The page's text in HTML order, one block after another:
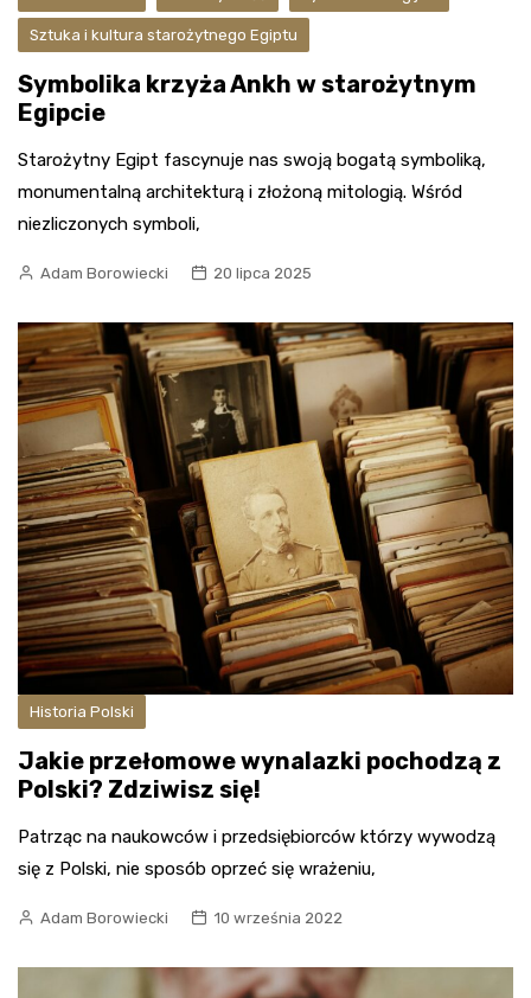
Sztuka i kultura starożytnego Egiptu
Symbolika krzyża Ankh w starożytnym
Egipcie
Starożytny Egipt fascynuje nas swoją bogatą symboliką,
monumentalną architekturą i złożoną mitologią. Wśród
niezliczonych symboli,
Adam Borowiecki 20 lipca 2025
Historia Polski
Jakie przełomowe wynalazki pochodzą z
Polski? Zdziwisz się!
Patrząc na naukowców i przedsiębiorców którzy wywodzą
się z Polski, nie sposób oprzeć się wrażeniu,
Adam Borowiecki 10 września 2022